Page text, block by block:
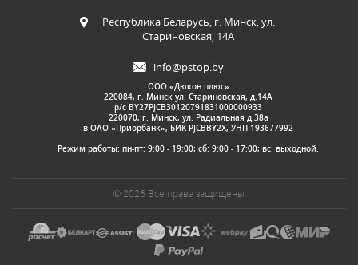
Республика Беларусь, г. Минск, ул.
Стариновская, 14А
info@pstop.by
ООО «Дюкон плюс»
220084, г. Минск ул. Стариновская, д.14А
р/с BY27PJCB30120791831000000933
220070, г. Минск, ул. Радиальная д.38а
в ОАО «Приорбанк», БИК PJCBBY2X, УНП 193677992
Режим работы: пн-пт: 9:00 - 19:00; сб: 9:00 - 17:00; вс: выходной.
© 2026 Все права защищены